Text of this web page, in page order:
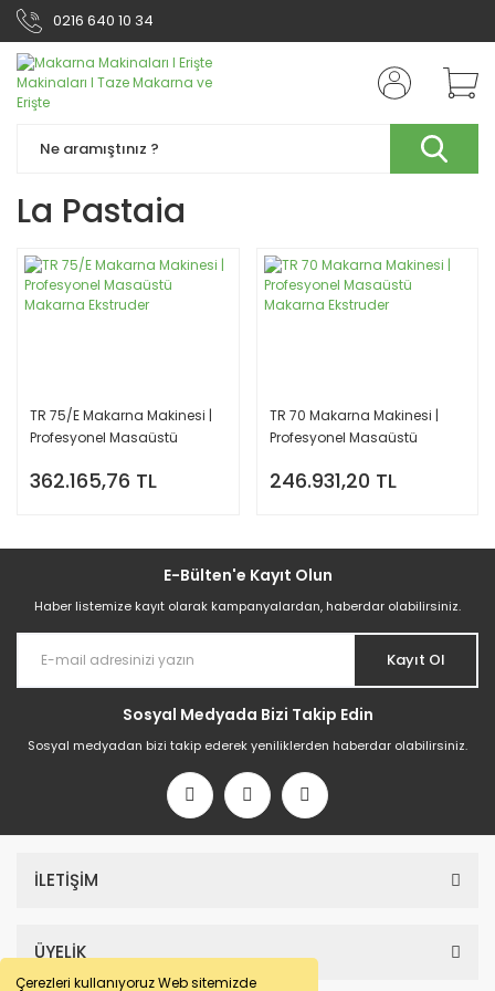
Çerezleri kullanıyoruz Web sitemizde
0216 640 10 34
La Pastaia
TR 75/E Makarna Makinesi |
Profesyonel Masaüstü
362.165,76 TL
TR 70 Makarna Makinesi |
Profesyonel Masaüstü
246.931,20 TL
E-Bülten'e Kayıt Olun
Haber listemize kayıt olarak kampanyalardan, haberdar olabilirsiniz.
Kayıt Ol
Sosyal Medyada Bizi Takip Edin
Sosyal medyadan bizi takip ederek yeniliklerden haberdar olabilirsiniz.
İLETİŞİM
ÜYELİK